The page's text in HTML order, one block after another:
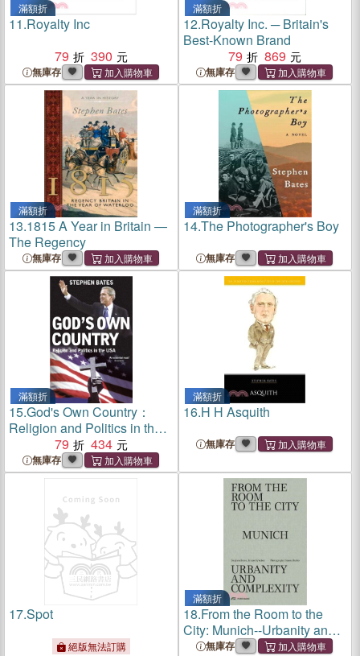
滿額折
11.Royalty Inc
79
390
無庫存
滿額折
12.Royalty Inc. ─ Britain's
Best-Known Brand
79
869
無庫存
滿額折
13.1815 A Year in Britain ―
The Regency
無庫存
滿額折
14.The Photographer's Boy
無庫存
滿額折
15.God's Own Country：
Religion and Politics in the
79 434
無庫存
滿額折
16.H H Asquith
無庫存
17.Spot
絕版無法訂購
滿額折
18.From the Room to the
City: Munich--Urbanity and
Complexity
無庫存